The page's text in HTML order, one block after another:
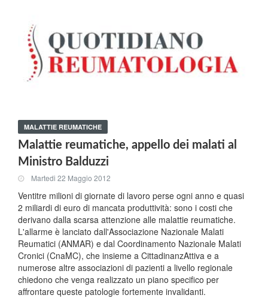
MALATTIE REUMATICHE
Malattie reumatiche, appello dei malati al
Ministro Balduzzi
Martedi 22 Maggio 2012
Ventitre milioni di giornate di lavoro perse ogni anno e quasi
2 miliardi di euro di mancata produttività: sono i costi che
derivano dalla scarsa attenzione alle malattie reumatiche.
L'allarme è lanciato dall'Associazione Nazionale Malati
Reumatici (ANMAR) e dal Coordinamento Nazionale Malati
Cronici (CnaMC), che insieme a CittadinanzAttiva e a
numerose altre associazioni di pazienti a livello regionale
chiedono che venga realizzato un piano specifico per
affrontare queste patologie fortemente invalidanti.